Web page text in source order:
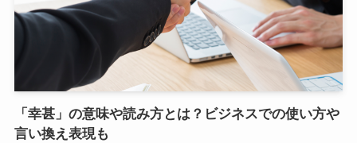
「幸甚」の意味や読み方とは？ビジネスでの使い方や
言い換え表現も